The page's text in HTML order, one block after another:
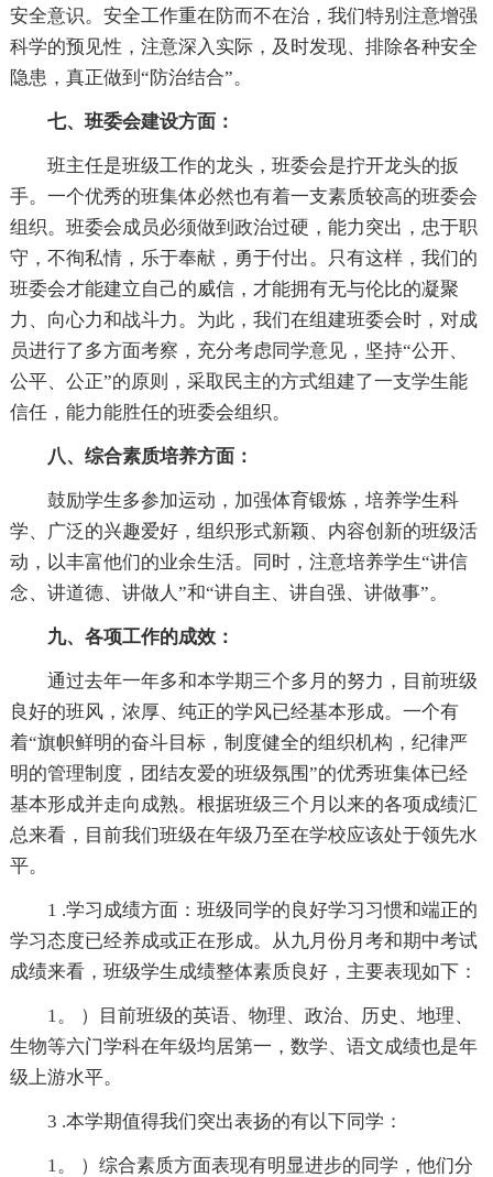
安全意识。安全工作重在防而不在治，我们特别注意增强
科学的预见性，注意深入实际，及时发现、排除各种安全
隐患，真正做到“防治结合”。
七、班委会建设方面：
班主任是班级工作的龙头，班委会是拧开龙头的扳
手。一个优秀的班集体必然也有着一支素质较高的班委会
组织。班委会成员必须做到政治过硬，能力突出，忠于职
守，不徇私情，乐于奉献，勇于付出。只有这样，我们的
班委会才能建立自己的威信，才能拥有无与伦比的凝聚
力、向心力和战斗力。为此，我们在组建班委会时，对成
员进行了多方面考察，充分考虑同学意见，坚持“公开、
公平、公正”的原则，采取民主的方式组建了一支学生能
信任，能力能胜任的班委会组织。
八、综合素质培养方面：
鼓励学生多参加运动，加强体育锻炼，培养学生科
学、广泛的兴趣爱好，组织形式新颖、内容创新的班级活
动，以丰富他们的业余生活。同时，注意培养学生“讲信
念、讲道德、讲做人”和“讲自主、讲自强、讲做事”。
九、各项工作的成效：
通过去年一年多和本学期三个多月的努力，目前班级
良好的班风，浓厚、纯正的学风已经基本形成。一个有
着“旗帜鲜明的奋斗目标，制度健全的组织机构，纪律严
明的管理制度，团结友爱的班级氛围”的优秀班集体已经
基本形成并走向成熟。根据班级三个月以来的各项成绩汇
总来看，目前我们班级在年级乃至在学校应该处于领先水
平。
1 .学习成绩方面：班级同学的良好学习习惯和端正的
学习态度已经养成或正在形成。从九月份月考和期中考试
成绩来看，班级学生成绩整体素质良好，主要表现如下：
1。 ）目前班级的英语、物理、政治、历史、地理、
生物等六门学科在年级均居第一，数学、语文成绩也是年
级上游水平。
3 .本学期值得我们突出表扬的有以下同学：
1。 ）综合素质方面表现有明显进步的同学，他们分